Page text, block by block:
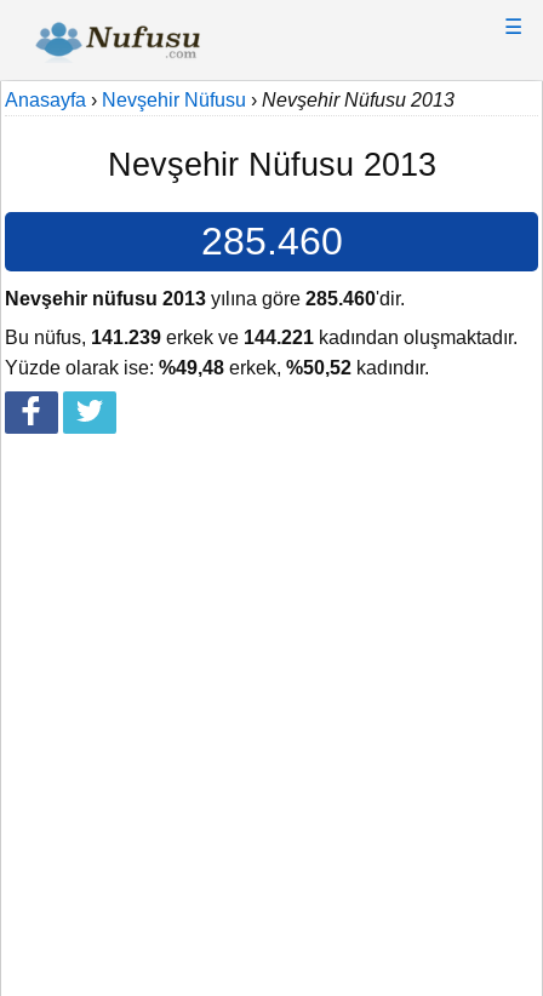
☰
Anasayfa › Nevşehir Nüfusu › Nevşehir Nüfusu 2013
Nevşehir Nüfusu 2013
285.460
Nevşehir nüfusu 2013 yılına göre 285.460'dir.
Bu nüfus, 141.239 erkek ve 144.221 kadından oluşmaktadır.
Yüzde olarak ise: %49,48 erkek, %50,52 kadındır.